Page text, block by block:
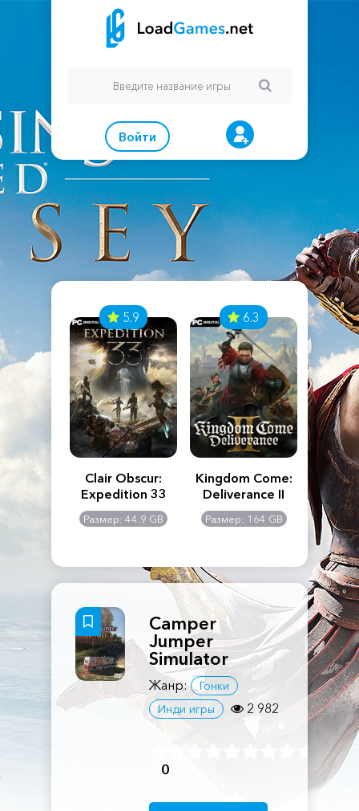
Войти
Creed
5.9
Clair Obscur:
Expedition 33
Размер: 44.9 GB
6.3
Kingdom Come:
Deliverance II
Размер: 164 GB
The
Camper
Jumper
Simulator
Жанр:
Гонки
Инди игры
2 982
0